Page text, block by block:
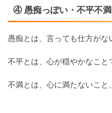
④ 愚痴っぽい・不平不満
愚痴とは、言っても仕方がな
不平とは、心が穏やかなこと
不満とは、心に満たないこと